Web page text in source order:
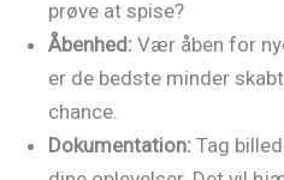
prøve at spise?
Åbenhed: Vær åben for
er de bedste minder
chance.
Dokumentation: Tag